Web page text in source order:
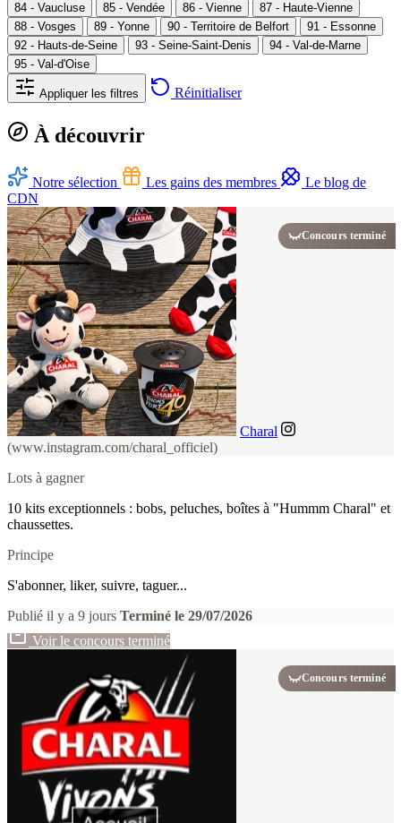
84 - Vaucluse
85 - Vendée 86 - Vienne
87 - Haute-Vienne
88 - Vosges
89 - Yonne 90 - Territoire de Belfort
91 - Essonne
92 - Hauts-de-Seine
93 - Seine-Saint-Denis
94 - Val-de-Marne
95 - Val-d'Oise
Appliquer les filtres Réinitialiser
À découvrir
Notre sélection Les gains des membres
Le blog de
CDN
Concours terminé
Charal
(www.instagram.com/charal_officiel)
Lots à gagner
10 kits exceptionnels : bobs, peluches, boîtes à "Hummm Charal" et
chaussettes.
Principe
S'abonner, liker, suivre, taguer...
Publié il y a 9 jours Terminé le 29/07/2026
Voir le concours terminé
Concours terminé